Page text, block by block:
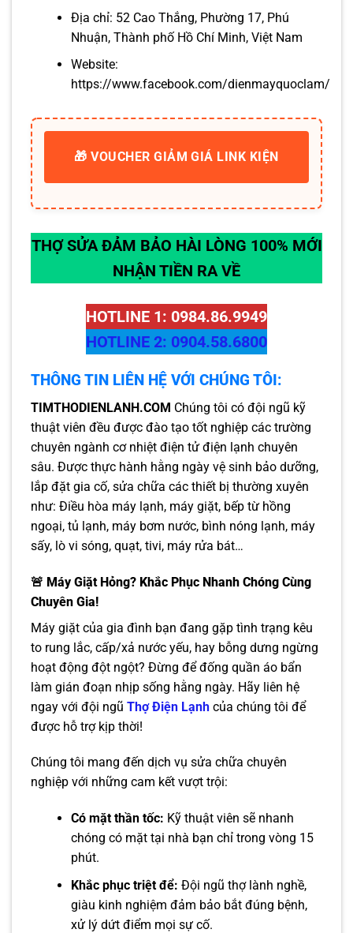
Địa chỉ: 52 Cao Thắng, Phường 17, Phú
Nhuận, Thành phố Hồ Chí Minh, Việt Nam
Website:
https://www.facebook.com/dienmayquoclam/
🎁 VOUCHER GIẢM GIÁ LINK KIỆN
THỢ SỬA ĐẢM BẢO HÀI LÒNG 100% MỚI
NHẬN TIỀN RA VỀ
HOTLINE 1: 0984.86.9949
HOTLINE 2: 0904.58.6800
THÔNG TIN LIÊN HỆ VỚI CHÚNG TÔI:
TIMTHODIENLANH.COM Chúng tôi có đội ngũ kỹ
thuật viên đều được đào tạo tốt nghiệp các trường
chuyên ngành cơ nhiệt điện tử điện lạnh chuyên
sâu. Được thực hành hằng ngày vệ sinh bảo dưỡng,
lắp đặt gia cố, sửa chữa các thiết bị thường xuyên
như: Điều hòa máy lạnh, máy giặt, bếp từ hồng
ngoại, tủ lạnh, máy bơm nước, bình nóng lạnh, máy
sấy, lò vi sóng, quạt, tivi, máy rửa bát…
🚨 Máy Giặt Hỏng? Khắc Phục Nhanh Chóng Cùng
Chuyên Gia!
Máy giặt của gia đình bạn đang gặp tình trạng kêu
to rung lắc, cấp/xả nước yếu, hay bỗng dưng ngừng
hoạt động đột ngột? Đừng để đống quần áo bẩn
làm gián đoạn nhịp sống hằng ngày. Hãy liên hệ
ngay với đội ngũ Thợ Điện Lạnh của chúng tôi để
được hỗ trợ kịp thời!
Chúng tôi mang đến dịch vụ sửa chữa chuyên
nghiệp với những cam kết vượt trội:
Có mặt thần tốc: Kỹ thuật viên sẽ nhanh
chóng có mặt tại nhà bạn chỉ trong vòng 15
phút.
Khắc phục triệt để: Đội ngũ thợ lành nghề,
giàu kinh nghiệm đảm bảo bắt đúng bệnh,
xử lý dứt điểm mọi sự cố.